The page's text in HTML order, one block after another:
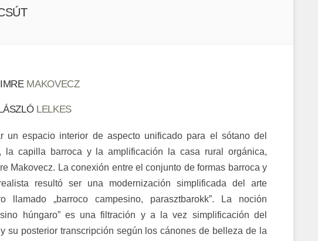
MAKOVECZ
LELKES
un espacio interior de aspecto unificado para el sótano del
la capilla barroca y la amplificación la casa rural orgánica,
Makovecz. La conexión entre el conjunto de formas barroca y
resultó ser una modernización simplificada del arte
llamado „barroco campesino, parasztbarokk”. La noción
húngaro” es una filtración y a la vez simplificación del
su posterior transcripción según los cánones de belleza de la